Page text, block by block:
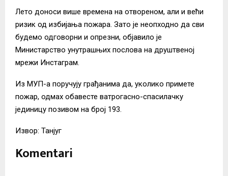
Лето доноси више времена на отвореном, али и већи
ризик од избијања пожара. Зато је неопходно да сви
будемо одговорни и опрезни, објавило је
Министарство унутрашњих послова на друштвеној
мрежи Инстаграм.
Из МУП-а поручују грађанима да, уколико примете
пожар, одмах обавесте ватрогасно-спасилачку
јединицу позивом на број 193.
Извор: Танјуг
Komentari